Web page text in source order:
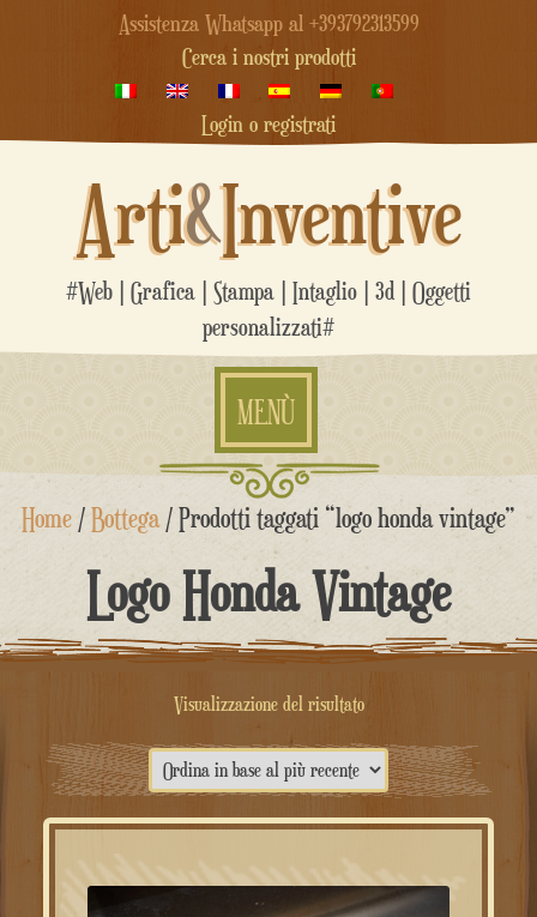
Assistenza Whatsapp al +393792313599
Cerca i nostri prodotti
Login o registrati
Arti&Inventive
#Web | Grafica | Stampa | Intaglio | 3d | Oggetti
personalizzati#
MENÙ
Salta
Home /Bottega/ Prodotti taggati “logo honda vintage”
Logo Honda Vintage
Visualizzazione del risultato